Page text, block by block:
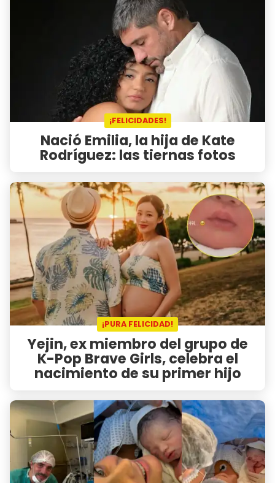
¡FELICIDADES!
Nació Emilia, la hija de Kate
Rodríguez: las tiernas fotos
¡PURA FELICIDAD!
Yejin, ex miembro del grupo de
K-Pop Brave Girls, celebra el
nacimiento de su primer hijo